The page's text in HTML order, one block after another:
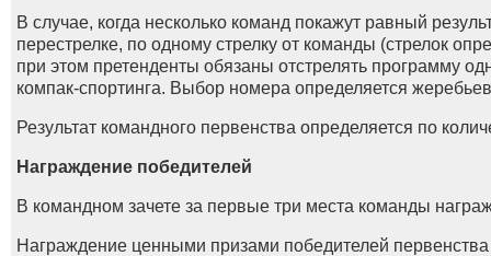
В случае, когда несколько команд покажут равный
перестрелке, по одному стрелку от команды (стрелок
при этом претенденты обязаны отстрелять программу
компак-спортинга. Выбор номера определяется
Результат командного первенства определяется по
Награждение победителей
В командном зачете за первые три места команды
Награждение ценными призами победителей